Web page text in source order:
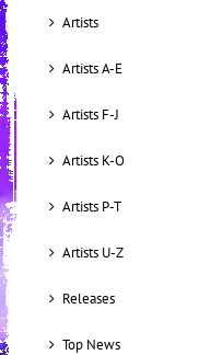
Artists
Artists A-E
Artists F-J
Artists K-O
Artists P-T
Artists U-Z
Releases
Top News